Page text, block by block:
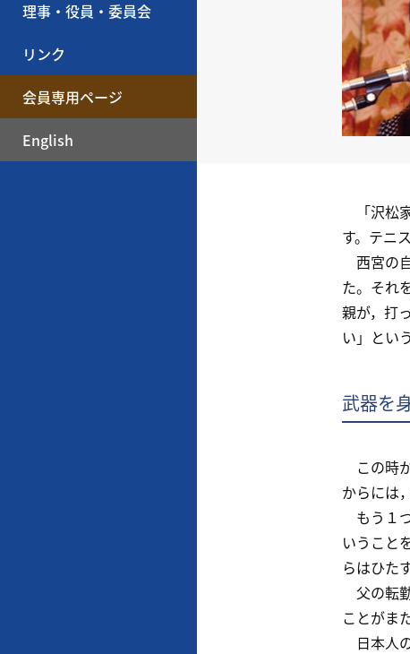
理事・役員・委員会
リンク
会員専用ページ
English
「沢松
す。テニ
西宮の
た。それ
親が，打
い」とい
武器を
この時
からには
もう１
いうこと
らはひた
父の転
ことがま
日本人